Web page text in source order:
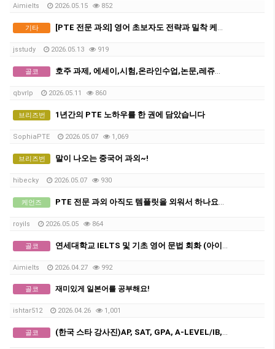
Aimielts 2026.05.15 852
기타 [PTE 전문 과외] 영어 초보자도 전략과 밀착 케어만 있으면 목표 점수 달성이 쉬워집니다.
jsstudy 2026.05.13 919
골코 호주 과제, 에세이,시험,온라인수업,논문,레쥬메 해결 - Solution
qbvrlp 2026.05.11 860
브리즈번 1년간의 PTE 노하우를 한 권에 담았습니다
SophiaPTE 2026.05.07 1,069
브리즈번 말이 나오는 중국어 과외~!
hibecky 2026.05.07 930
케언즈 PTE 전문 과외 아직도 템플릿을 외워서 하나요? (최신 채점기준을 반영한 단기간 고득점 전략은?)
royils 2026.05.05 864
골코 연세대학교 IELTS 및 기초 영어 문법 회화 (아이엘츠)
Aimielts 2026.04.27 992
골코 재미있게 일본어를 공부해요!
ishtar512 2026.04.26 1,001
골코 (한국 스타 강사진)AP, SAT, GPA, A-LEVEL/IB, GCSE 전 교과 비대면 수업, INSPIRICA ACADEMY